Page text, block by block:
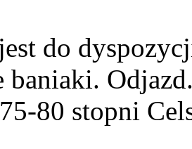
do
baniaki.
80 stopni